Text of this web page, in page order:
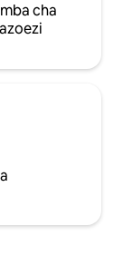
cha